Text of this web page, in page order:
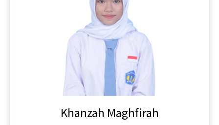
Khanzah Maghfirah